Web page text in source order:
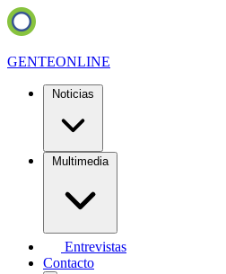
GENTEONLINE
Noticias
Multimedia
Entrevistas
Contacto